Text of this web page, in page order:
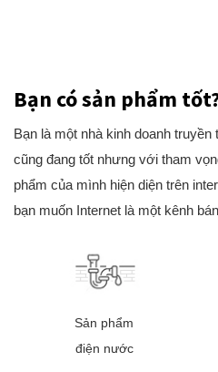
Bạn có sản phẩm
Bạn là một nhà kinh doanh
cũng đang tốt nhưng với tham
phẩm của mình hiện diện trên
bạn muốn Internet là một kênh
Sản phẩm
điện nước